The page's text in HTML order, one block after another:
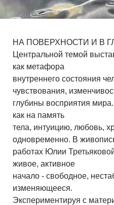
НА ПОВЕРХНОСТИ И В
Центральной темой
как метафора
внутреннего состояния
чувствования,
глубины восприятия
как на память
тела, интуицию, любовь,
одновременно. В
работах Юлии
живое, активное
начало - свободное,
изменяющееся.
Экспериментируя с